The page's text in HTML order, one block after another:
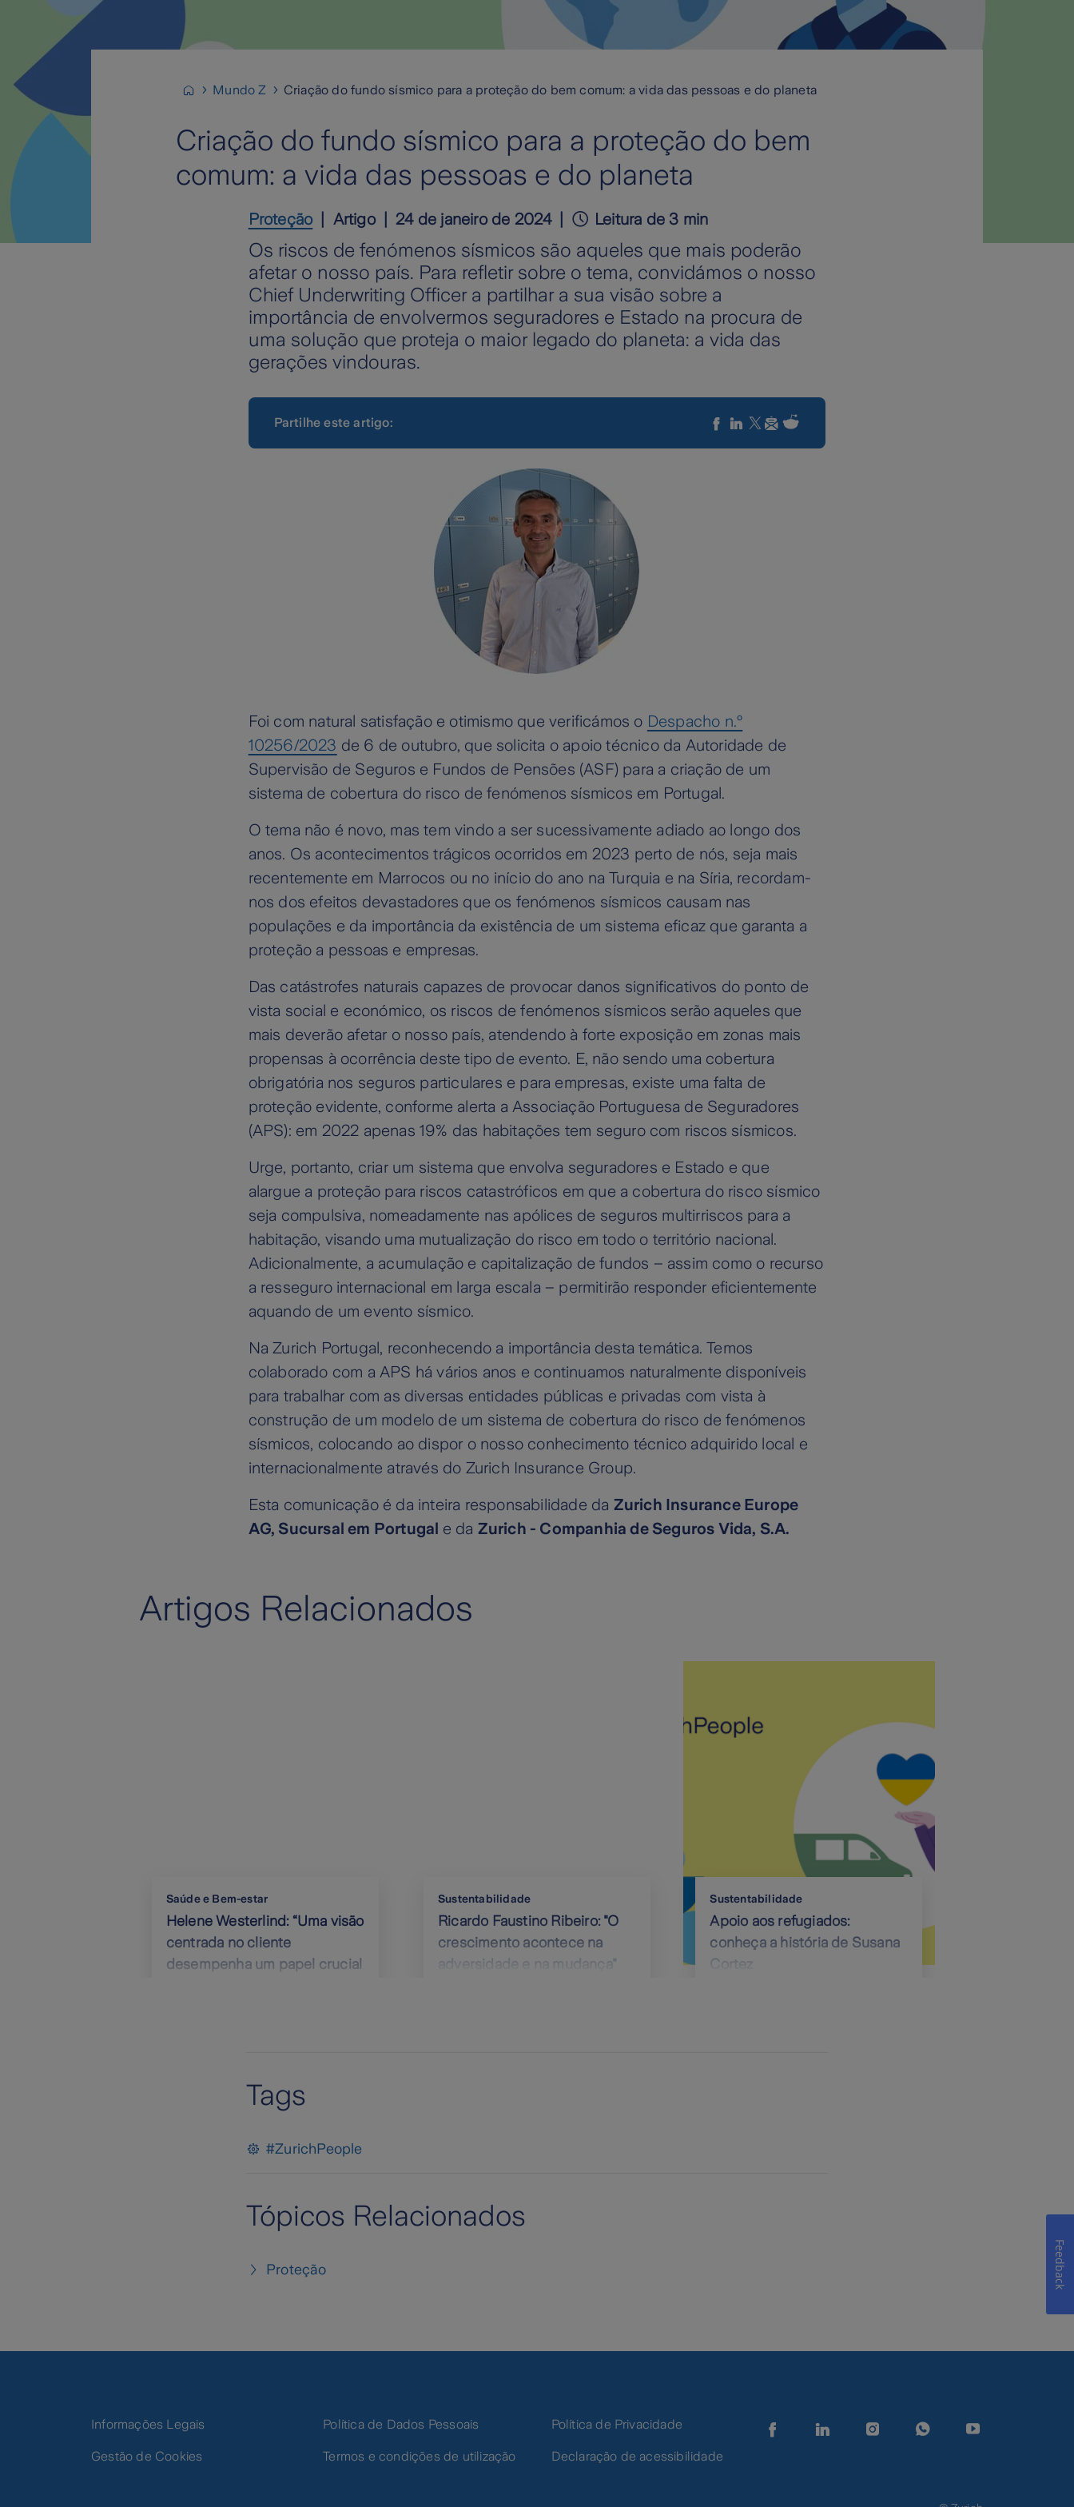
Mundo Z Criação do fundo sísmico para a proteção do bem comum: a vida das pessoas e do planeta
Criação do fundo sísmico para a proteção do bem
comum: a vida das pessoas e do planeta
Proteção Artigo 24 de janeiro de 2024 Leitura de 3 min
Os riscos de fenómenos sísmicos são aqueles que mais poderão
afetar o nosso país. Para refletir sobre o tema, convidámos o nosso
Chief Underwriting Officer a partilhar a sua visão sobre a
importância de envolvermos seguradores e Estado na procura de
uma solução que proteja o maior legado do planeta: a vida das
gerações vindouras.
Partilhe este artigo:
Foi com natural satisfação e otimismo que verificámos o Despacho n.º
10256/2023 de 6 de outubro, que solicita o apoio técnico da Autoridade de
Supervisão de Seguros e Fundos de Pensões (ASF) para a criação de um
sistema de cobertura do risco de fenómenos sísmicos em Portugal.
O tema não é novo, mas tem vindo a ser sucessivamente adiado ao longo dos
anos. Os acontecimentos trágicos ocorridos em 2023 perto de nós, seja mais
recentemente em Marrocos ou no início do ano na Turquia e na Síria, recordam-
nos dos efeitos devastadores que os fenómenos sísmicos causam nas
populações e da importância da existência de um sistema eficaz que garanta a
proteção a pessoas e empresas.
Das catástrofes naturais capazes de provocar danos significativos do ponto de
vista social e económico, os riscos de fenómenos sísmicos serão aqueles que
mais deverão afetar o nosso país, atendendo à forte exposição em zonas mais
propensas à ocorrência deste tipo de evento. E, não sendo uma cobertura
obrigatória nos seguros particulares e para empresas, existe uma falta de
proteção evidente, conforme alerta a Associação Portuguesa de Seguradores
(APS): em 2022 apenas 19% das habitações tem seguro com riscos sísmicos.
Urge, portanto, criar um sistema que envolva seguradores e Estado e que
alargue a proteção para riscos catastróficos em que a cobertura do risco sísmico
seja compulsiva, nomeadamente nas apólices de seguros multirriscos para a
habitação, visando uma mutualização do risco em todo o território nacional.
Adicionalmente, a acumulação e capitalização de fundos – assim como o recurso
a resseguro internacional em larga escala – permitirão responder eficientemente
aquando de um evento sísmico.
Na Zurich Portugal, reconhecendo a importância desta temática. Temos
colaborado com a APS há vários anos e continuamos naturalmente disponíveis
para trabalhar com as diversas entidades públicas e privadas com vista à
construção de um modelo de um sistema de cobertura do risco de fenómenos
sísmicos, colocando ao dispor o nosso conhecimento técnico adquirido local e
internacionalmente através do Zurich Insurance Group.
Esta comunicação é da inteira responsabilidade da Zurich Insurance Europe
AG, Sucursal em Portugal e da Zurich - Companhia de Seguros Vida, S.A.
Artigos Relacionados
Saúde e Bem-estar
Helene Westerlind: “Uma visão
centrada no cliente
desempenha um papel crucial
Sustentabilidade
Ricardo Faustino Ribeiro: "O
crescimento acontece na
adversidade e na mudança"
Sustentabilidade
Apoio aos refugiados:
conheça a história de Susana
Cortez
Tags
#ZurichPeople
Tópicos Relacionados
Proteção
Informações Legais
Gestão de Cookies
Política de Dados Pessoais
Termos e condições de utilização
Política de Privacidade
Declaração de acessibilidade
Feedback